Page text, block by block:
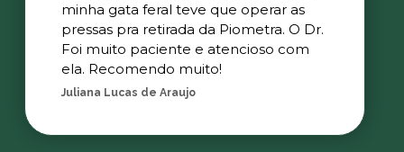
minha gata feral teve que operar as
pressas pra retirada da Piometra. O Dr.
Foi muito paciente e atencioso com
ela. Recomendo muito!
Juliana Lucas de Araujo